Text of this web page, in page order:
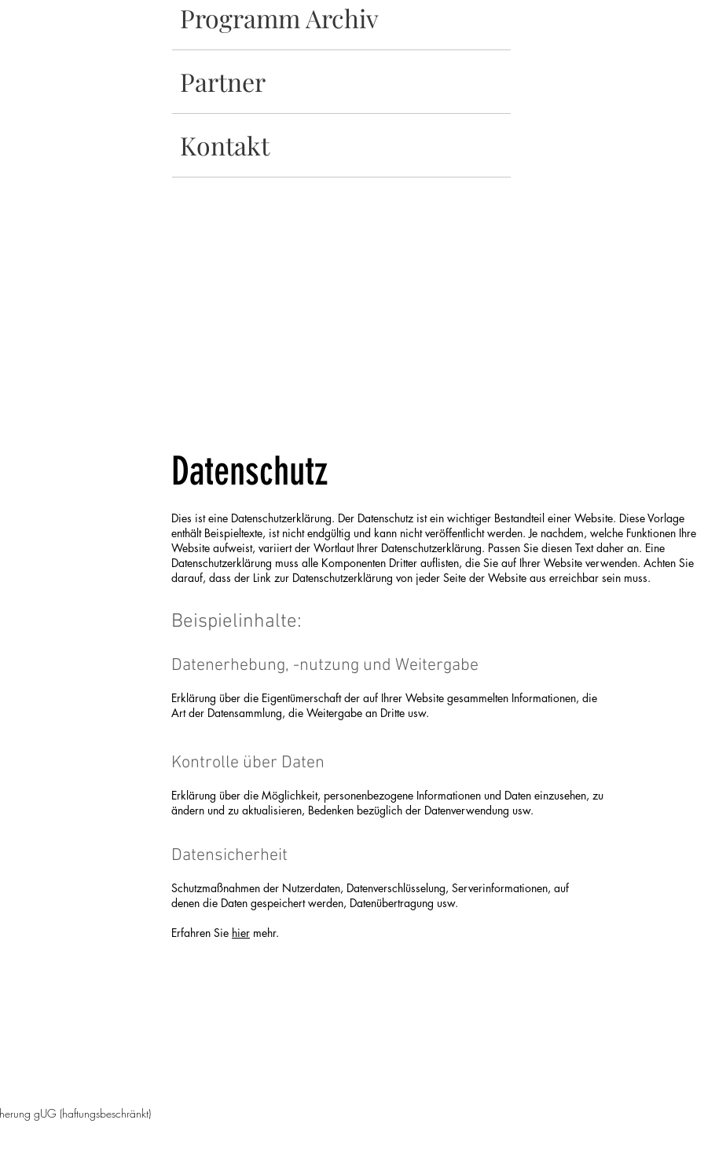
Programm Archiv
Partner
Kontakt
Datenschutz
Dies ist eine Datenschutzerklärung. Der Datenschutz ist ein wichtiger Bestandteil einer Website. Diese Vorlage
enthält Beispieltexte, ist nicht endgültig und kann nicht veröffentlicht werden. Je nachdem, welche Funktionen Ihre
Website aufweist, variiert der Wortlaut Ihrer Datenschutzerklärung. Passen Sie diesen Text daher an. Eine
Datenschutzerklärung muss alle Komponenten Dritter auflisten, die Sie auf Ihrer Website verwenden. Achten Sie
darauf, dass der Link zur Datenschutzerklärung von jeder Seite der Website aus erreichbar sein muss.
Beispielinhalte:
Datenerhebung, -nutzung und Weitergabe
Erklärung über die Eigentümerschaft der auf Ihrer Website gesammelten Informationen, die
Art der Datensammlung, die Weitergabe an Dritte usw.
Kontrolle über Daten
Erklärung über die Möglichkeit, personenbezogene Informationen und Daten einzusehen, zu
ändern und zu aktualisieren, Bedenken bezüglich der Datenverwendung usw.
Datensicherheit
Schutzmaßnahmen der Nutzerdaten, Datenverschlüsselung, Serverinformationen, auf
denen die Daten gespeichert werden, Datenübertragung usw.
Erfahren Sie hier mehr.
gUG (haftungsbeschränkt)